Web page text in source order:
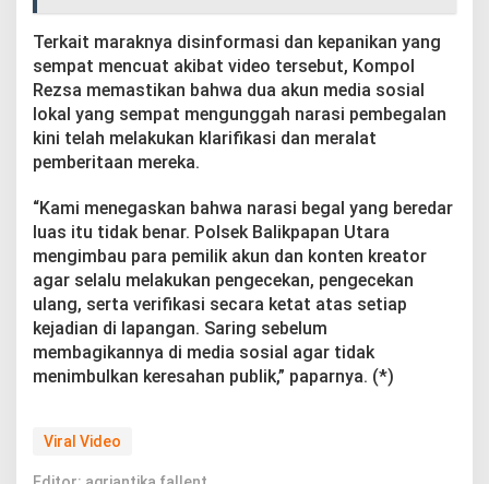
Terkait maraknya disinformasi dan kepanikan yang
sempat mencuat akibat video tersebut, Kompol
Rezsa memastikan bahwa dua akun media sosial
lokal yang sempat mengunggah narasi pembegalan
kini telah melakukan klarifikasi dan meralat
pemberitaan mereka.
“Kami menegaskan bahwa narasi begal yang beredar
luas itu tidak benar. Polsek Balikpapan Utara
mengimbau para pemilik akun dan konten kreator
agar selalu melakukan pengecekan, pengecekan
ulang, serta verifikasi secara ketat atas setiap
kejadian di lapangan. Saring sebelum
membagikannya di media sosial agar tidak
menimbulkan keresahan publik,” paparnya. (*)
Viral Video